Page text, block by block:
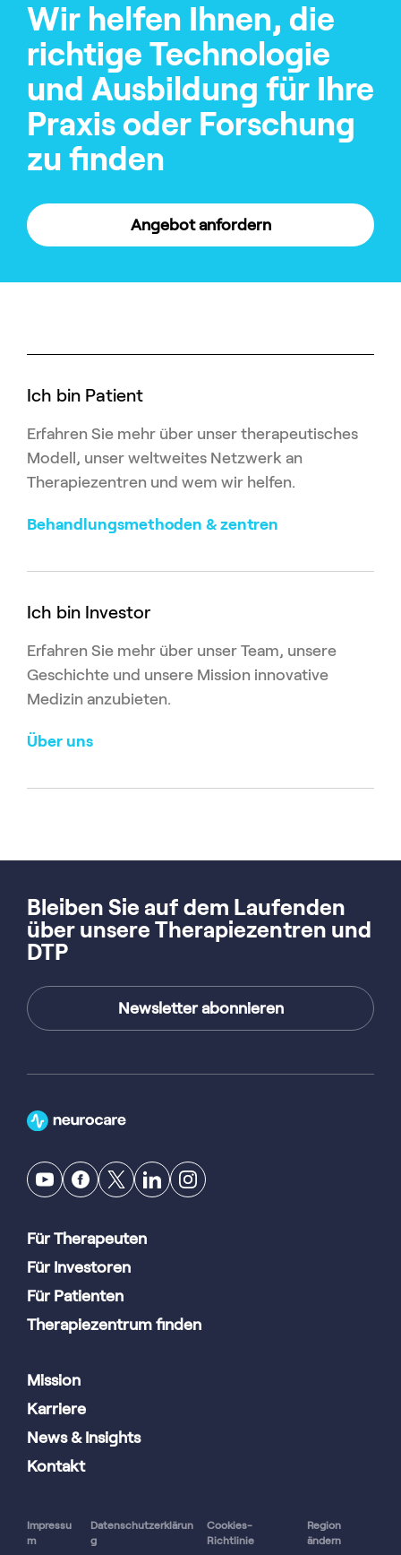
Wir helfen Ihnen, die
richtige Technologie
und Ausbildung für Ihre
Praxis oder Forschung
zu finden
Angebot anfordern
Ich bin Patient
Erfahren Sie mehr über unser therapeutisches
Modell, unser weltweites Netzwerk an
Therapiezentren und wem wir helfen.
Behandlungsmethoden & zentren
Ich bin Investor
Erfahren Sie mehr über unser Team, unsere
Geschichte und unsere Mission innovative
Medizin anzubieten.
Über uns
Bleiben Sie auf dem Laufenden
über unsere Therapiezentren und
DTP
Newsletter abonnieren
Für Therapeuten
Für Investoren
Für Patienten
Therapiezentrum finden
Mission
Karriere
News & Insights
Kontakt
Impressu
m
Datenschutzerklärun
g
Cookies-
Richtlinie
Region
ändern